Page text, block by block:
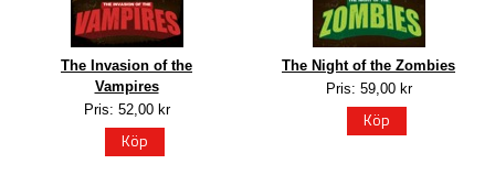
The Invasion of the
Vampires
Pris: 52,00 kr
Köp
The Night of the Zombies
Pris: 59,00 kr
Köp